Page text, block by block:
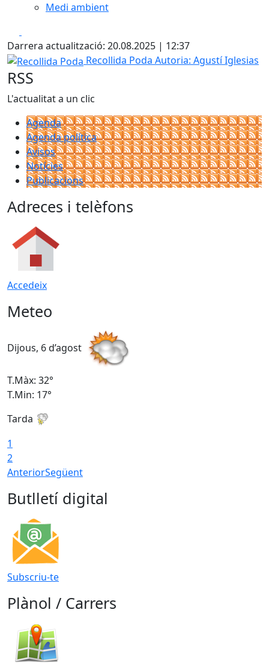
Medi ambient
Darrera actualització: 20.08.2025 | 12:37
Recollida Poda
Recollida Poda Autoria: Agustí Iglesias
RSS
L'actualitat a un clic
Agenda
Agenda política
Avisos
Notícies
Publicacions
Adreces i telèfons
Accedeix
Meteo
Dijous, 6 d’agost
T.Màx: 32°
T.Min: 17°
Tarda
1
2
AnteriorSegüent
Butlletí digital
Subscriu-te
Plànol / Carrers